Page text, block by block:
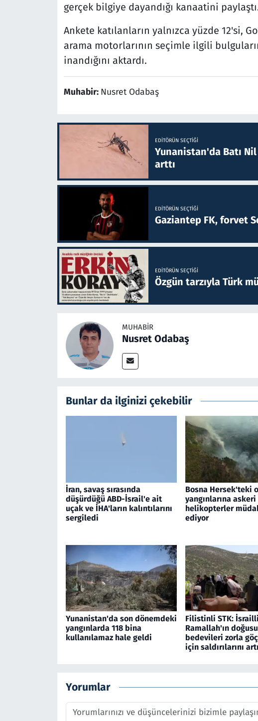
gerçek bilgiye dayandığı kanaatini
Ankete katılanların yalnızca yüzde 12'si,
arama motorlarının seçimle ilgili
inandığını aktardı.
Muhabir: Nusret Odabaş
EDITÖRÜN SEÇTIĞI
Yunanistan'da Batı
arttı
EDITÖRÜN SEÇTIĞI
Gaziantep FK, forvet
EDITÖRÜN SEÇTIĞI
Özgün tarzıyla Türk
MUHABIR
Nusret Odabaş
Bunlar da ilginizi çekebilir
İran, savaş sırasında
düşürdüğü ABD-İsrail'e ait
uçak ve İHA'ların kalıntılarını
sergiledi
Bosna Hersek'teki
yangınlarına askeri
helikopterler
ediyor
Yunanistan'da son dönemdeki
yangınlarda 118 bina
kullanılamaz hale geldi
Filistinli STK:
Ramallah'ın
bedevileri zorla
için saldırılarını
Yorumlar